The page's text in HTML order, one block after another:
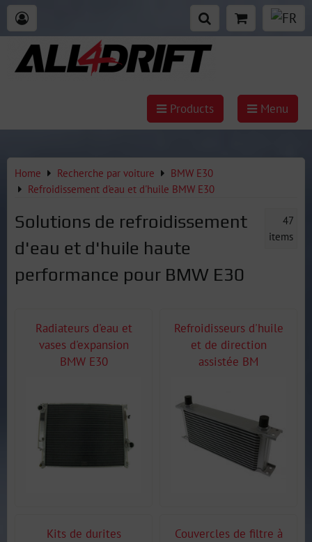
Products Menu
Home Recherche par voiture
BMW E30
Refroidissement d'eau et d'huile BMW E30
Solutions de refroidissement
d'eau et d'huile haute
performance pour BMW E30
47
items
Radiateurs d'eau et
vases d'expansion
BMW E30
Refroidisseurs d'huile
et de direction
assistée BM
Kits de durites
Couvercles de filtre à